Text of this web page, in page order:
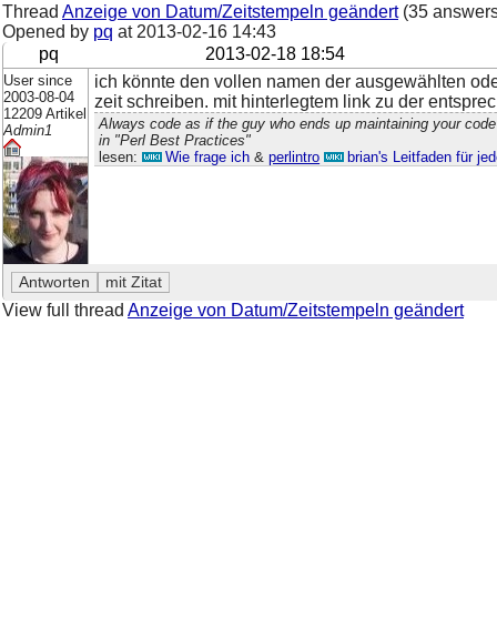
Thread Anzeige von Datum/Zeitstempeln geändert(35
Opened by pq at 2013-02-16 14:43
pq
2013-02-18 18:54
User since
2003-08-04
12209 Artikel
Admin1
ich könnte den vollen namen der ausgewählten
zeit schreiben. mit hinterlegtem link zu der
Always code as if the guy who ends up maintaining your
in "Perl Best Practices"
lesen:
Wie frage ich &perlintro brian's Leitfaden für
View full thread Anzeige von Datum/Zeitstempeln geändert